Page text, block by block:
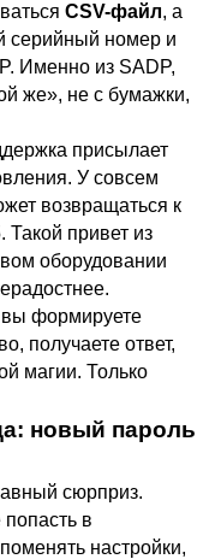
CSV-файл, а
серийный номер и
Именно из SADP,
же», не с бумажки,
присылает
У совсем
возвращаться к
привет из
оборудовании
формируете
получаете ответ,
магии. Только
новый пароль
сюрприз.
в
настройки,